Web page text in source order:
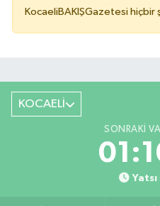
KocaeliBAKIŞGazetesi
KOCAELİ
SONRAKI
Yatsı